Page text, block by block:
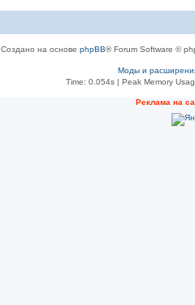
Создано на основе phpBB® Forum Software ©
Моды и
Time: 0.054s| Peak Memory
Рeклама на